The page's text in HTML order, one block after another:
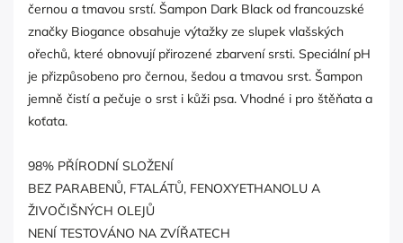
černou a tmavou srstí. Šampon Dark Black od francouzské
značky Biogance obsahuje výtažky ze slupek vlašských
ořechů, které obnovují přirozené zbarvení srsti. Speciální pH
je přizpůsobeno pro černou, šedou a tmavou srst. Šampon
jemně čistí a pečuje o srst i kůži psa. Vhodné i pro štěňata a
koťata.
98% PŘÍRODNÍ SLOŽENÍ
BEZ PARABENŮ, FTALÁTŮ, FENOXYETHANOLU A
ŽIVOČIŠNÝCH OLEJŮ
NENÍ TESTOVÁNO NA ZVÍŘATECH